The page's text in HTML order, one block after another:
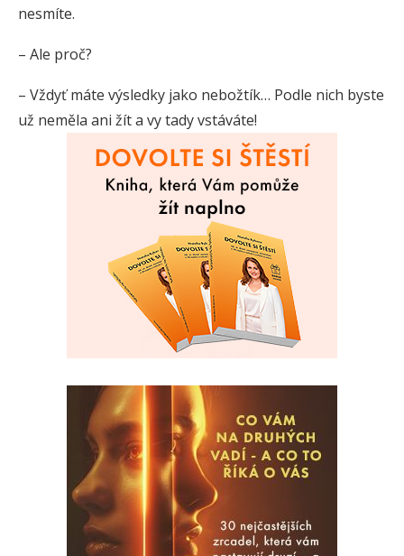
nesmíte.
– Ale proč?
– Vždyť máte výsledky jako nebožtík… Podle nich byste
už neměla ani žít a vy tady vstáváte!